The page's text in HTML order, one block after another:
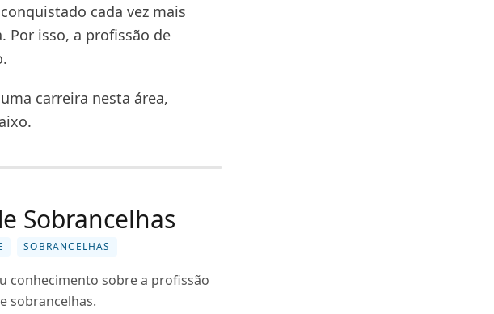
cada vez mais
Por isso, a profissão de
carreira nesta área,
Sobrancelhas
SOBRANCELHAS
conhecimento sobre a profissão
sobrancelhas.